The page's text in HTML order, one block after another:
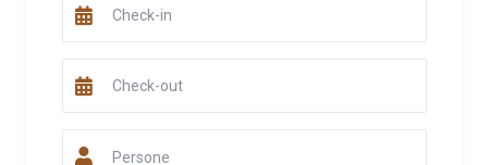
fuggire dalla vita frenetica di tutti i giorni. È impossibile
Persone